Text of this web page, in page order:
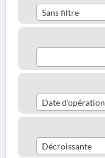
Sans filtre
Date d'opération
Décroissante